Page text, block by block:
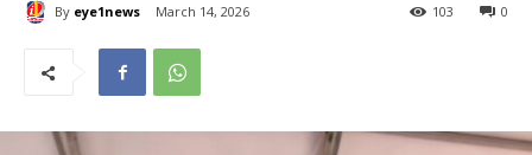
By eye1news March 14, 2026 0
103